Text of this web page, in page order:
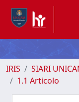
IRIS SIARI
1.1 Articolo